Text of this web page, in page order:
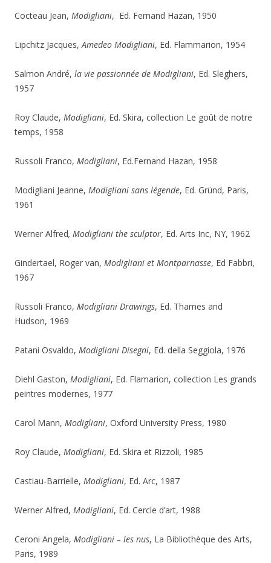
Cocteau Jean, Modigliani, Ed. Fernand Hazan, 1950
Lipchitz Jacques,Amedeo Modigliani, Ed. Flammarion, 1954
Salmon André, la vie passionnée de Modigliani, Ed. Sleghers,
1957
Roy Claude, Modigliani, Ed. Skira, collection Le goût de notre
temps, 1958
Russoli Franco, Modigliani, Ed.Fernand Hazan, 1958
Modigliani Jeanne, Modigliani sans légende, Ed. Gründ, Paris,
1961
Werner Alfred, Modigliani the sculptor, Ed. Arts Inc, NY, 1962
Gindertael, Roger van, Modigliani et Montparnasse, Ed Fabbri,
1967
Russoli Franco, Modigliani Drawings, Ed. Thames and
Hudson, 1969
Patani Osvaldo, Modigliani Disegni, Ed. della Seggiola, 1976
Diehl Gaston, Modigliani, Ed. Flamarion, collection Les grands
peintres modernes, 1977
Carol Mann, Modigliani, Oxford University Press, 1980
Roy Claude, Modigliani, Ed. Skira et Rizzoli, 1985
Castiau-Barrielle, Modigliani, Ed. Arc, 1987
Werner Alfred, Modigliani, Ed. Cercle d’art, 1988
Ceroni Angela, Modigliani – les nus, La Bibliothèque des Arts,
Paris, 1989